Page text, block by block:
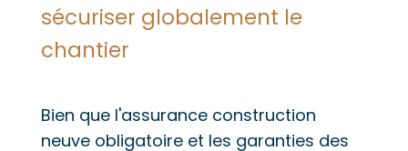
sécuriser globalement le
chantier
Bien que l'assurance construction
neuve obligatoire et les garanties des